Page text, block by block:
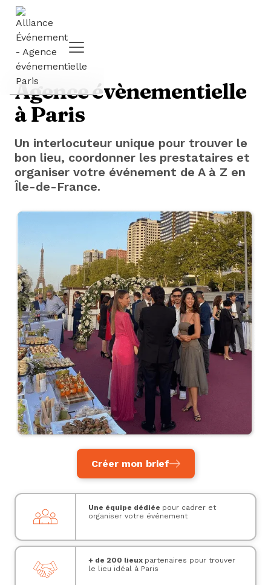
Agence évènementielle
à Paris
Un interlocuteur unique pour trouver le
bon lieu, coordonner les prestataires et
organiser votre événement de A à Z en
Île-de-France.
Créer mon brief
Une équipe dédiée pour cadrer et
organiser votre événement
+ de 200 lieux partenaires pour trouver
le lieu idéal à Paris